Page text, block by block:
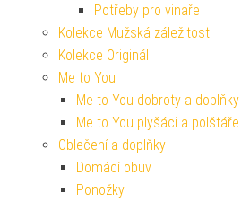
Potřeby pro vinaře
Kolekce Mužská záležitost
Kolekce Originál
Me to You
Me to You dobroty a doplňky
Me to You plyšáci a polštáře
Oblečení a doplňky
Domácí obuv
Ponožky